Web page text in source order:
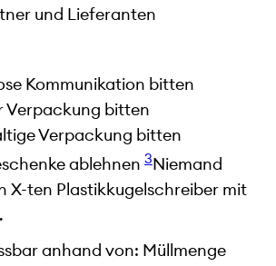
und Lieferanten
Kommunikation bitten
Verpackung bitten
Verpackung bitten
ablehnen 3Niemand
X-ten Plastikkugelschreiber mit
anhand von: Müllmenge